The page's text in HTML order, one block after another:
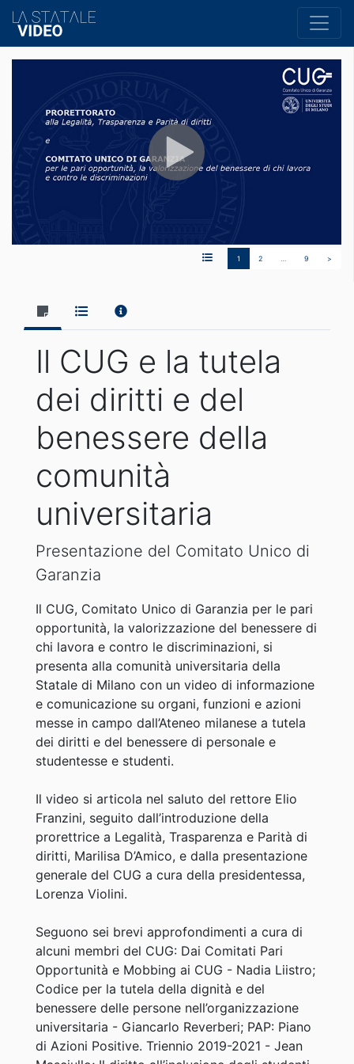
1 2 9 >
Il CUG e la tutela
dei diritti e del
benessere della
comunità
universitaria
Presentazione del Comitato Unico di
Garanzia
Il CUG, Comitato Unico di Garanzia per le pari
opportunità, la valorizzazione del benessere di
chi lavora e contro le discriminazioni, si
presenta alla comunità universitaria della
Statale di Milano con un video di informazione
e comunicazione su organi, funzioni e azioni
messe in campo dall’Ateneo milanese a tutela
dei diritti e del benessere di personale e
studentesse e studenti.
Il video si articola nel saluto del rettore Elio
Franzini, seguito dall’introduzione della
prorettrice a Legalità, Trasparenza e Parità di
diritti, Marilisa D’Amico, e dalla presentazione
generale del CUG a cura della presidentessa,
Lorenza Violini.
Seguono sei brevi approfondimenti a cura di
alcuni membri del CUG: Dai Comitati Pari
Opportunità e Mobbing ai CUG - Nadia Liistro;
Codice per la tutela della dignità e del
benessere delle persone nell’organizzazione
universitaria - Giancarlo Reverberi; PAP: Piano
di Azioni Positive. Triennio 2019-2021 - Jean